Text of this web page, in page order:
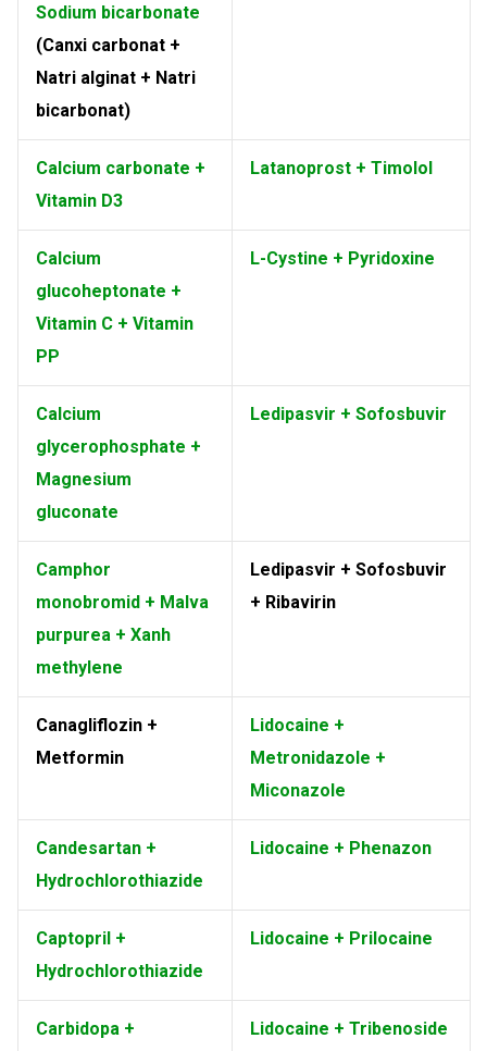
Sodium bicarbonate
(Canxi carbonat +
Natri alginat + Natri
bicarbonat)
Calcium carbonate +
Vitamin D3
Latanoprost + Timolol
Calcium
glucoheptonate +
Vitamin C + Vitamin
PP
L-Cystine + Pyridoxine
Calcium
glycerophosphate +
Magnesium
gluconate
Ledipasvir + Sofosbuvir
Camphor
monobromid + Malva
purpurea + Xanh
methylene
Ledipasvir + Sofosbuvir
+ Ribavirin
Canagliflozin +
Metformin
Lidocaine +
Metronidazole +
Miconazole
Candesartan +
Hydrochlorothiazide
Lidocaine + Phenazon
Captopril +
Hydrochlorothiazide
Lidocaine + Prilocaine
Carbidopa + Lidocaine + Tribenoside